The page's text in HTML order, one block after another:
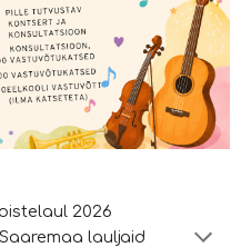
2026
lauljaid